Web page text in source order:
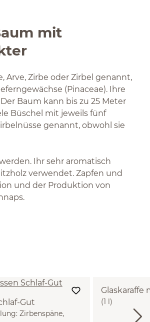
mit
Arve, Zirbe oder Zirbel genannt,
(Pinaceae). Ihre
Baum kann bis zu 25 Meter
Büschel mit jeweils fünf
genannt, obwohl sie
Ihr sehr aromatisch
verwendet. Zapfen und
und der Produktion von
Gut
Zirbenspäne,
Glaskaraffe
(1 l)